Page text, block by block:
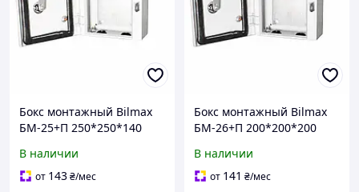
Бокс монтажный Bilmax
БМ-25+П 250*250*140
монтажной панелью
(металлический шкаф)
В наличии
от 143₴/мес
Бокс монтажный Bilmax
БМ-26+П 200*200*200
монтажной панелью
(металлический шкаф)
В наличии
от 141 ₴/мес